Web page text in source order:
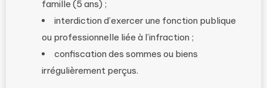
famille (5 ans) ;
interdiction d’exercer une fonction publique
ou professionnelle liée à l’infraction ;
confiscation des sommes ou biens
irrégulièrement perçus.